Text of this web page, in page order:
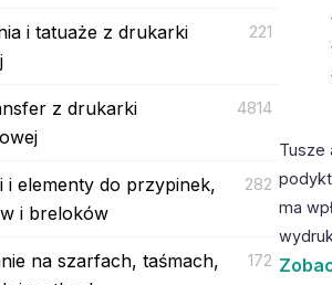
i tatuaże z drukarki
221
z drukarki
4814
i elementy do przypinek,
i breloków
282
na szarfach, taśmach,
172
Tusze
ma